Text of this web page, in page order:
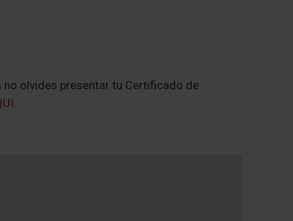
olvides presentar tu Certificado de